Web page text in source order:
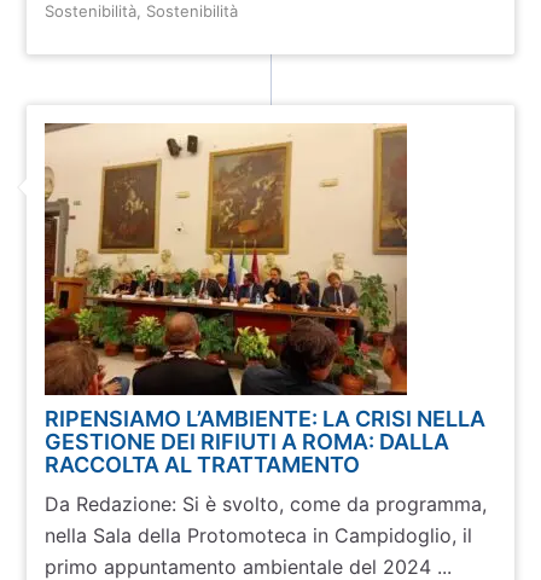
Sostenibilità Sostenibilità
RIPENSIAMO L’AMBIENTE: LA CRISI NELLA
GESTIONE DEI RIFIUTI A ROMA: DALLA
RACCOLTA AL TRATTAMENTO
Da Redazione: Si è svolto, come da programma,
nella Sala della Protomoteca in Campidoglio, il
primo appuntamento ambientale del 2024 ...